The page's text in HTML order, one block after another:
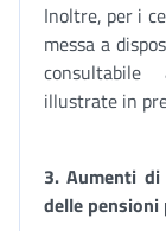
Inoltre, per i
messa a
illustrate in
3. Aumenti di
delle pensioni